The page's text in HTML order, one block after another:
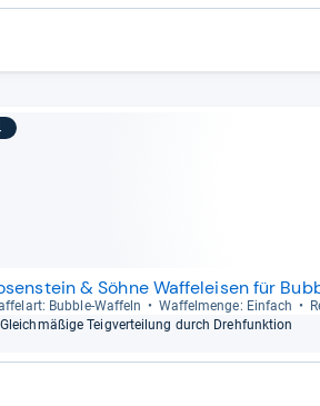
& Söhne Waffeleisen für
Bub­ble-​Waf­feln Waf­fel­menge: Ein­fach
Gleich­mä­ßige Teig­ver­tei­lung durch Dreh­funk­tion